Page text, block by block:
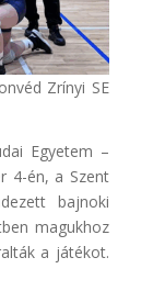
Zrínyi SE
Egyetem –
4-én, a Szent
bajnoki
magukhoz
a játékot.